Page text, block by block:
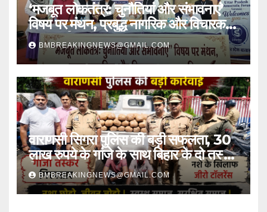
‘मजबूत लोकतंत्र: चुनौतियां और संभावनाएं’
विषय पर मंथन, प्रबुद्ध नागरिक और विचारक
हुए सम्मानित
BMBREAKINGNEWS@GMAIL.COM
वाराणसी सिगरा पुलिस की बड़ी सफलता, 30
लाख रुपये के गांजे के साथ बिहार के दो तस्कर
गिरफ्तार
BMBREAKINGNEWS@GMAIL.COM